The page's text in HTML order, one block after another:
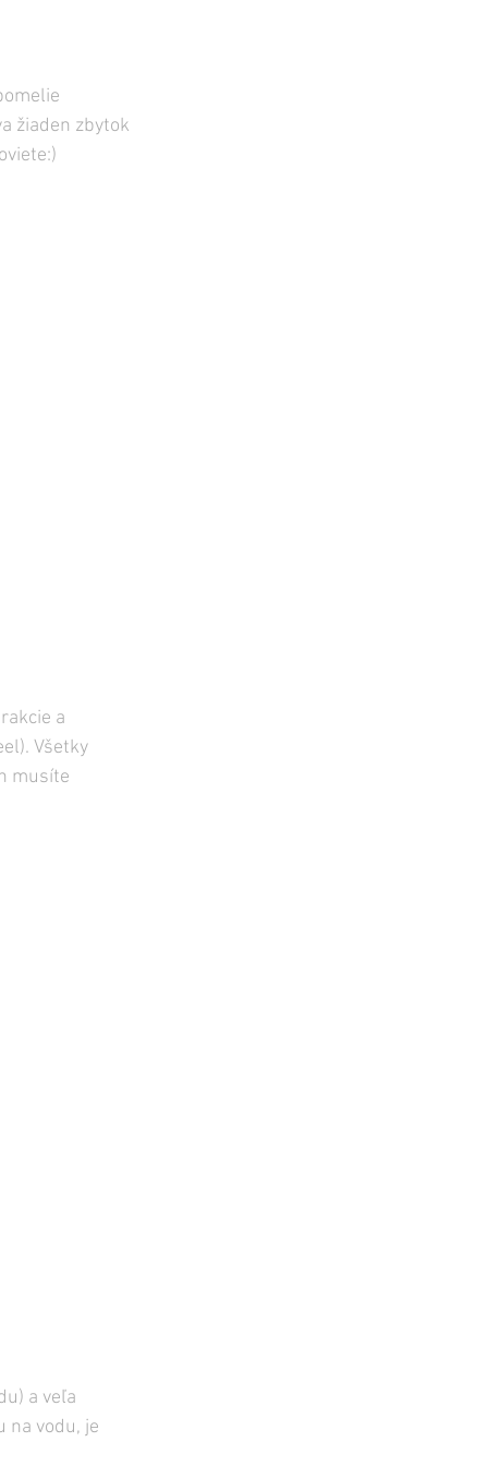
žiaden zbytok
a
Všetky
musíte
a veľa
na vodu, je